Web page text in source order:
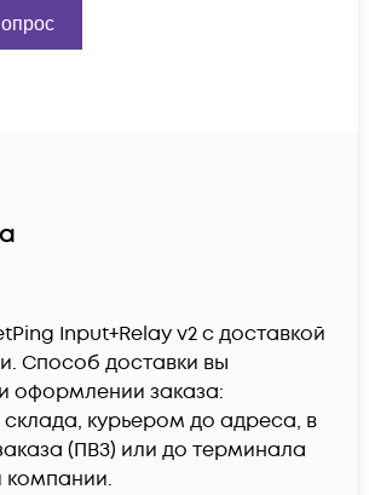
Input+Relay v2 c доставкой
Способ доставки вы
оформлении заказа:
курьером до адреса, в
(ПВЗ) или до терминала
компании.